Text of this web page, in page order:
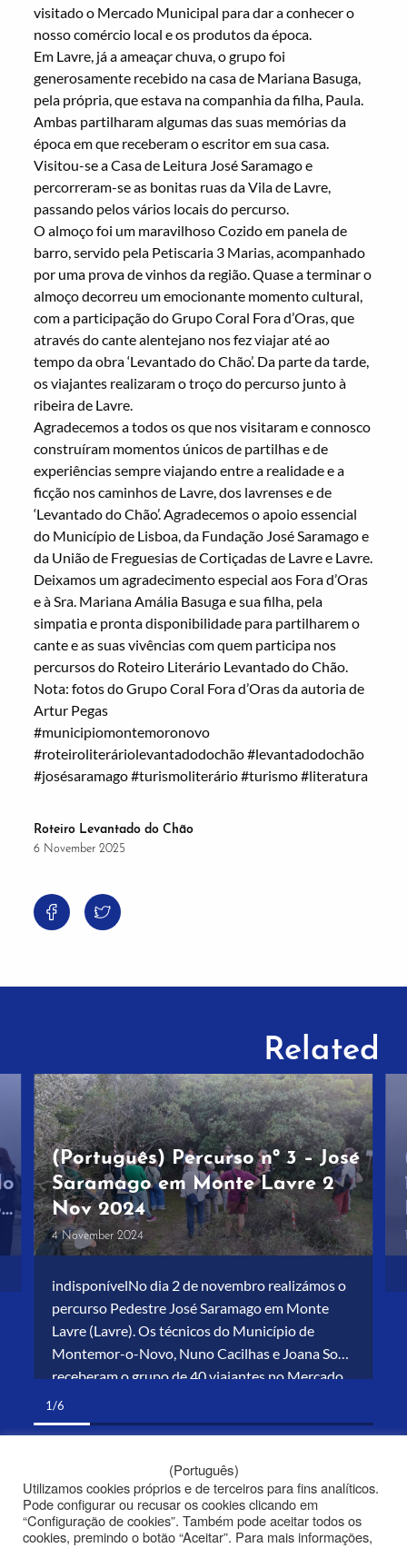
visitado o Mercado Municipal para dar a conhecer o
nosso comércio local e os produtos da época.
Em Lavre, já a ameaçar chuva, o grupo foi
generosamente recebido na casa de Mariana Basuga,
pela própria, que estava na companhia da filha, Paula.
Ambas partilharam algumas das suas memórias da
época em que receberam o escritor em sua casa.
Visitou-se a Casa de Leitura José Saramago e
percorreram-se as bonitas ruas da Vila de Lavre,
passando pelos vários locais do percurso.
O almoço foi um maravilhoso Cozido em panela de
barro, servido pela Petiscaria 3 Marias, acompanhado
por uma prova de vinhos da região. Quase a terminar o
almoço decorreu um emocionante momento cultural,
com a participação do Grupo Coral Fora d’Oras, que
através do cante alentejano nos fez viajar até ao
tempo da obra ‘Levantado do Chão’. Da parte da tarde,
os viajantes realizaram o troço do percurso junto à
ribeira de Lavre.
Agradecemos a todos os que nos visitaram e connosco
construíram momentos únicos de partilhas e de
experiências sempre viajando entre a realidade e a
ficção nos caminhos de Lavre, dos lavrenses e de
‘Levantado do Chão’. Agradecemos o apoio essencial
do Município de Lisboa, da Fundação José Saramago e
da União de Freguesias de Cortiçadas de Lavre e Lavre.
Deixamos um agradecimento especial aos Fora d’Oras
e à Sra. Mariana Amália Basuga e sua filha, pela
simpatia e pronta disponibilidade para partilharem o
cante e as suas vivências com quem participa nos
percursos do Roteiro Literário Levantado do Chão.
Nota: fotos do Grupo Coral Fora d’Oras da autoria de
Artur Pegas
#municipiomontemoronovo
#roteiroliteráriolevantadodochão#levantadodochão
#josésaramago#turismoliterário#turismo#literatura
Roteiro Levantado do Chão
6 November 2025
Related
(Português) Percurso nº 3 – José
Saramago em Monte Lavre 2
Nov 2024
4 November 2024
indisponívelNo dia 2 de novembro realizámos o
percurso Pedestre José Saramago em Monte
Lavre (Lavre). Os técnicos do Município de
Montemor-o-Novo, Nuno Cacilhas e Joana Sofio
receberam o grupo de 40 viajantes no Mercado
Municipal de Montemor-o-Novo. Em Lavre
acampanharam o grupo pelos principais
ano de 1977. Mariana […]
1/6
(Português)
Utilizamos cookies próprios e de terceiros para fins analíticos.
Pode configurar ou recusar os cookies clicando em
“Configuração de cookies”. Também pode aceitar todos os
cookies, premindo o botão “Aceitar”. Para mais informações,